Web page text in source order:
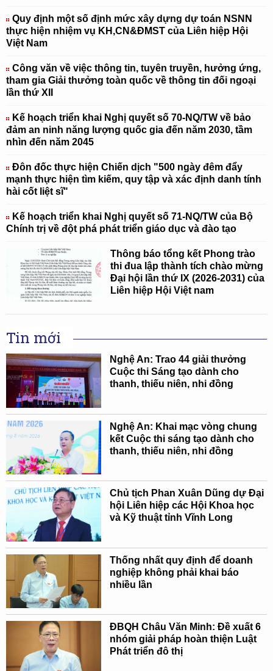
Quy định một số định mức xây dựng dự toán NSNN
thực hiện nhiệm vụ KH,CN&ĐMST của Liên hiệp Hội
Việt Nam
Công văn về việc thông tin, tuyên truyền, hưởng ứng,
tham gia Giải thưởng toàn quốc về thông tin đối ngoại
lần thứ XII
Kế hoạch triển khai Nghị quyết số 70-NQ/TW về bảo
đảm an ninh năng lượng quốc gia đến năm 2030, tầm
nhìn đến năm 2045
Đôn đốc thực hiện Chiến dịch "500 ngày đêm đẩy
mạnh thực hiện tìm kiếm, quy tập và xác định danh tính
hài cốt liệt sĩ"
Kế hoạch triển khai Nghị quyết số 71-NQ/TW của Bộ
Chính trị về đột phá phát triển giáo dục và đào tạo
Thông báo tổng kết Phong trào
thi đua lập thành tích chào mừng
Đại hội lần thứ IX (2026-2031) của
Liên hiệp Hội Việt nam
Tin mới
Nghệ An: Trao 44 giải thưởng
Cuộc thi Sáng tạo dành cho
thanh, thiếu niên, nhi đồng
Nghệ An: Khai mạc vòng chung
kết Cuộc thi sáng tạo dành cho
thanh, thiếu niên, nhi đồng
Chủ tịch Phan Xuân Dũng dự Đại
hội Liên hiệp các Hội Khoa học
và Kỹ thuật tỉnh Vĩnh Long
Thống nhất quy định để doanh
nghiệp không phải khai báo
nhiều lần
ĐBQH Châu Văn Minh: Đề xuất 6
nhóm giải pháp hoàn thiện Luật
Phát triển đô thị